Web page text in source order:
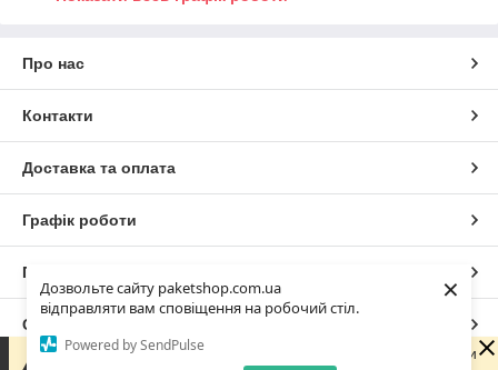
Дозвольте сайту paketshop.com.ua
відправляти вам сповіщення на робочий стіл.
Powered by SendPulse
×
Про нас
Контакти
Доставка та оплата
Графік роботи
Повна версія сайту
Сайт створено на маркетплейсі
Зараз ми не можемо швидко відповісти на запит, оскільки